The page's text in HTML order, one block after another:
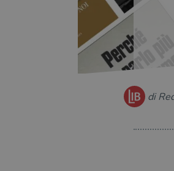
di